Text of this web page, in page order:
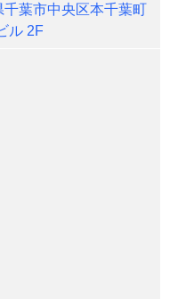
葉市中央区本千葉町
ル 2F